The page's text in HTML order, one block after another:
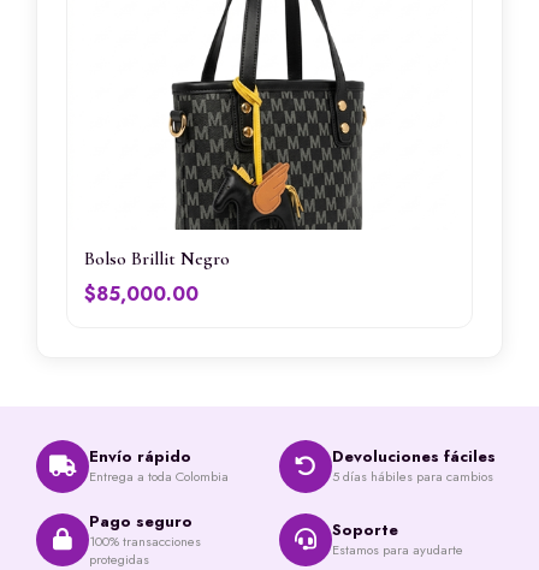
Bolso Brillit Negro
$85,000.00
Envío rápido
Entrega a toda Colombia
Devoluciones fáciles
5 días hábiles para cambios
Pago seguro
100% transacciones
protegidas
Soporte
Estamos para ayudarte